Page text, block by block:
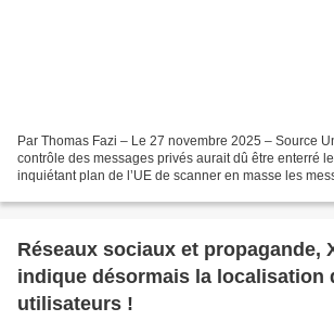
Par Thomas Fazi – Le 27 novembre 2025 – Source
contrôle des messages privés aurait dû être enterré le
inquiétant plan de l’UE de scanner en masse les
Réseaux sociaux et propagande,
indique désormais la localisation
utilisateurs !